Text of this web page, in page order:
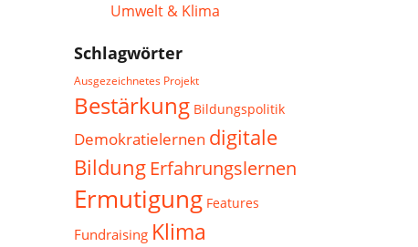
Umwelt & Klima
Schlagwörter
Ausgezeichnetes Projekt
Bestärkung Bildungspolitik
Demokratielernen digitale
Bildung Erfahrungslernen
Ermutigung Features
Fundraising Klima